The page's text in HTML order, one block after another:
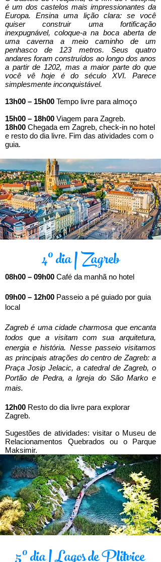
é um dos castelos mais impressionantes da
Europa. Ensina uma lição clara: se você
quiser construir uma fortificação
inexpugnável, coloque-a na boca aberta de
uma caverna a meio caminho de um
penhasco de 123 metros. Seus quatro
andares foram construídos ao longo dos anos
a partir de 1202, mas a maior parte do que
você vê hoje é do século XVI. Parece
simplesmente inconquistável.
13h00 – 15h00 Tempo livre para almoço
15h00 – 18h00 Viagem para Zagreb.
18h00 Chegada em Zagreb, check-in no hotel
e resto do dia livre. Fim das atividades com o
guia.
4º dia | Zagreb
08h00 – 09h00 Café da manhã no hotel
09h00 – 12h00 Passeio a pé guiado por guia
local
Zagreb é uma cidade charmosa que encanta
todos que a visitam com sua arquitetura,
energia e história. Nesse passeio visitamos
as principais atrações do centro de Zagreb: a
Praça Josip Jelacic, a catedral de Zagreb, o
Portão de Pedra, a Igreja do São Marko e
mais.
12h00 Resto do dia livre para explorar
Zagreb.
Sugestões de atividades: visitar o Museu de
Relacionamentos Quebrados ou o Parque
Maksimir.